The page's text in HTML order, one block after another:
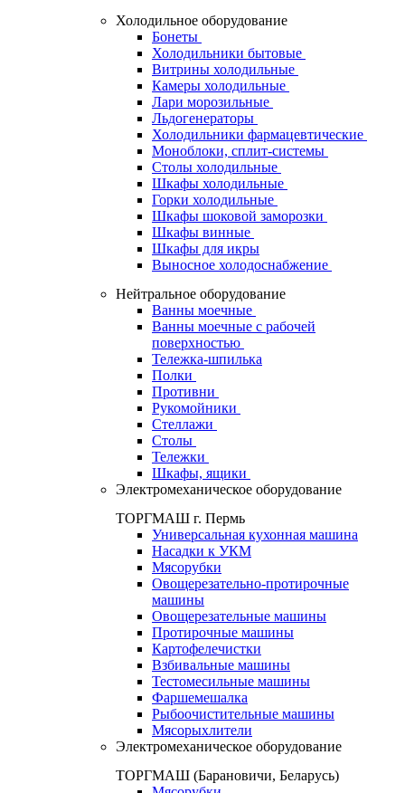
Холодильное оборудование
Бонеты
Холодильники бытовые
Витрины холодильные
Камеры холодильные
Лари морозильные
Льдогенераторы
Холодильники фармацевтические
Моноблоки, сплит-системы
Столы холодильные
Шкафы холодильные
Горки холодильные
Шкафы шоковой заморозки
Шкафы винные
Шкафы для икры
Выносное холодоснабжение
Нейтральное оборудование
Ванны моечные
Ванны моечные с рабочей
поверхностью
Тележка-шпилька
Полки
Противни
Рукомойники
Стеллажи
Столы
Тележки
Шкафы, ящики
Электромеханическое оборудование
ТОРГМАШ г. Пермь
Универсальная кухонная машина
Насадки к УКМ
Мясорубки
Овощерезательно-протирочные
машины
Овощерезательные машины
Протирочные машины
Картофелечистки
Взбивальные машины
Тестомесильные машины
Фаршемешалка
Рыбоочистительные машины
Мясорыхлители
Электромеханическое оборудование
ТОРГМАШ (Барановичи, Беларусь)